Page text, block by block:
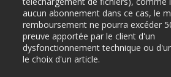
aucun abonnement dans ce cas, le
remboursement ne pourra excéder
preuve apportée par le client d'un
dysfonctionnement technique ou
le choix d'un article.